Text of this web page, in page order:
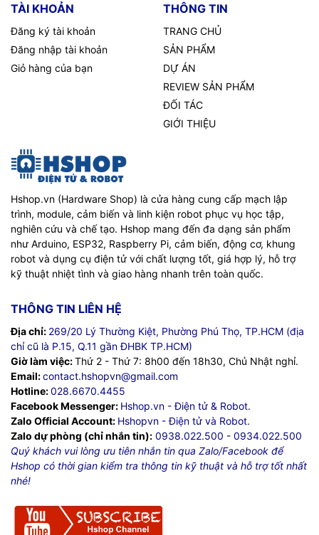
TÀI KHOẢN
Đăng ký tài khoản
Đăng nhập tài khoản
Giỏ hàng của bạn
THÔNG TIN
TRANG CHỦ
SẢN PHẨM
DỰ ÁN
REVIEW SẢN PHẨM
ĐỐI TÁC
GIỚI THIỆU
Hshop.vn (Hardware Shop) là cửa hàng cung cấp mạch lập
trình, module, cảm biến và linh kiện robot phục vụ học tập,
nghiên cứu và chế tạo. Hshop mang đến đa dạng sản phẩm
như Arduino, ESP32, Raspberry Pi, cảm biến, động cơ, khung
robot và dụng cụ điện tử với chất lượng tốt, giá hợp lý, hỗ trợ
kỹ thuật nhiệt tình và giao hàng nhanh trên toàn quốc.
THÔNG TIN LIÊN HỆ
Địa chỉ: 269/20 Lý Thường Kiệt, Phường Phú Thọ, TP.HCM (địa
chỉ cũ là P.15, Q.11 gần ĐHBK TP.HCM)
Giờ làm việc:Thứ 2 - Thứ 7: 8h00 đến 18h30, Chủ Nhật nghỉ.
Email:contact.hshopvn@gmail.com
Hotline:028.6670.4455
Facebook Messenger: Hshop.vn - Điện tử & Robot.
Zalo Official Account: Hshopvn - Điện tử và Robot.
Zalo dự phòng (chỉ nhắn tin): 0938.022.500 - 0934.022.500
Quý khách vui lòng ưu tiên nhắn tin qua Zalo/Facebook để
Hshop có thời gian kiểm tra thông tin kỹ thuật và hỗ trợ tốt nhất
nhé!